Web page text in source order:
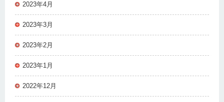
2023年4月
2023年3月
2023年2月
2023年1月
2022年12月